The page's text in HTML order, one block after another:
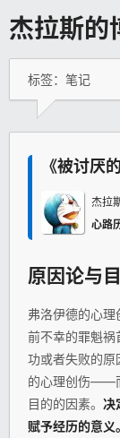
杰拉斯的
标签：笔记
《被讨厌
杰拉
心路
原因论与
弗洛伊德的心
前不幸的罪魁祸
功或者失败的
的心理创伤——
目的的因素。 决
赋予经历的意义